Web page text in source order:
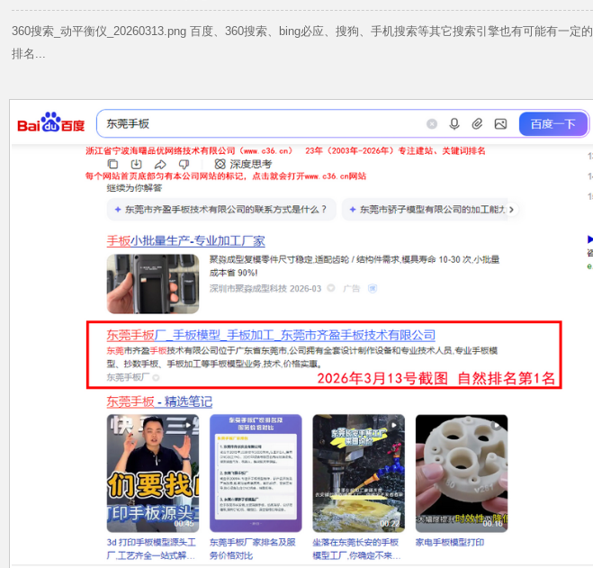
360搜索_动平衡仪_20260313.png 百度、360搜索、bing必应、搜狗、手机搜索等其它搜索引擎也有可能有一定的
排名...